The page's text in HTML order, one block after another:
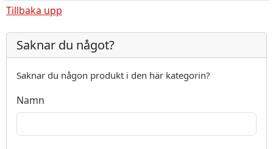
Tillbaka upp
Saknar du något?
Saknar du någon produkt i den här kategorin?
Namn